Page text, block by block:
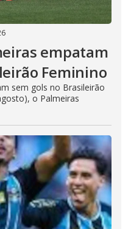
empatam
Feminino
sem gols no Brasileirão
o Palmeiras